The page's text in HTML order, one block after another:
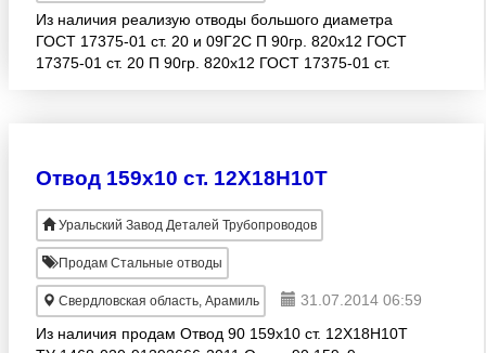
Из наличия реализую отводы большого диаметра
ГОСТ 17375-01 ст. 20 и 09Г2С П 90гр. 820х12 ГОСТ
17375-01 ст. 20 П 90гр. 820х12 ГОСТ 17375-01 ст.
Отвод 159х10 ст. 12Х18Н10Т
Уральский Завод Деталей Трубопроводов
Продам Стальные отводы
Свердловская область, Арамиль
31.07.2014 06:59
Из наличия продам Отвод 90 159х10 ст. 12Х18Н10Т